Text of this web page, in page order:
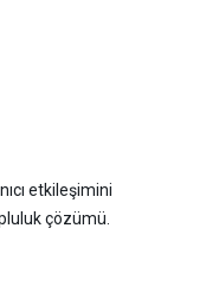
etkileşimini
çözümü.